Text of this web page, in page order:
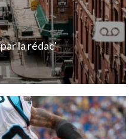
parla rédac'